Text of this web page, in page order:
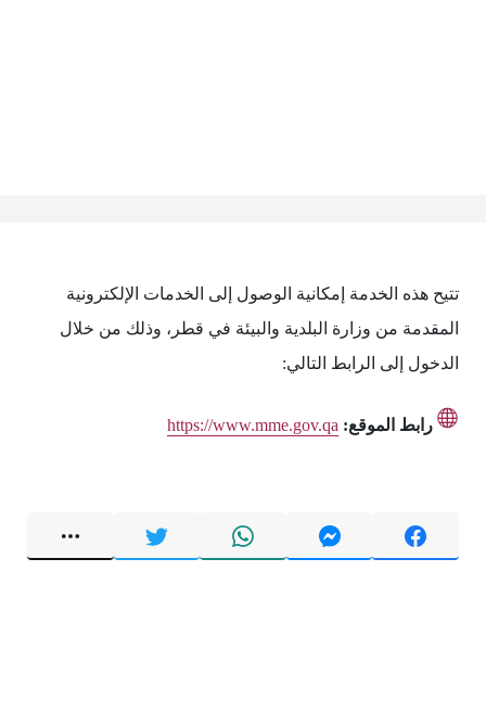
تتيح هذه الخدمة إمكانية الوصول إلى الخدمات الإلكترونية
المقدمة من وزارة البلدية والبيئة في قطر، وذلك من خلال
الدخول إلى الرابط التالي:
رابط الموقع: https://www.mme.gov.qa